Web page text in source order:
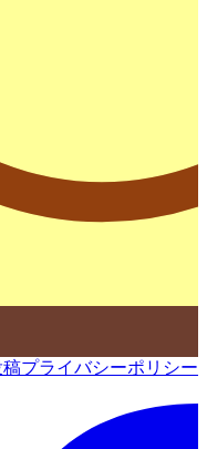
稿プライバシーポリシー